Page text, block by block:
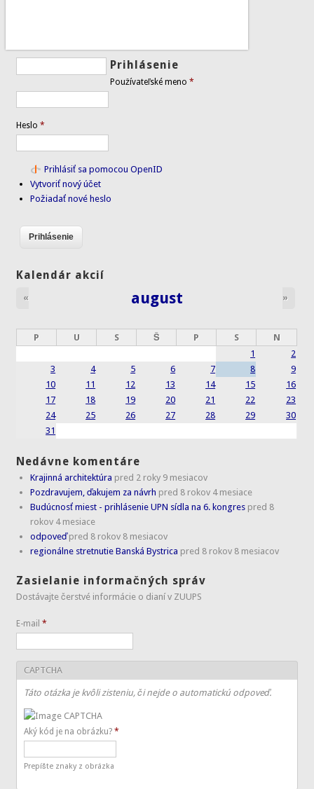
Prihlásenie
Používateľské meno*
Heslo*
Prihlásiť sa pomocou OpenID
Vytvoriť nový účet
Požiadať nové heslo
Kalendár akcií
august
« »
P U S Š P S
N
1
2
3
4 5 6 7 8
9
10
11 12 13 14 15
16
17
18 19 20 21 22
23
24
25 26 27 28 29
30
31
Nedávne komentáre
Krajinná architektúra pred 2 roky 9 mesiacov
Pozdravujem, ďakujem za návrh pred 8 rokov 4 mesiace
Budúcnosť miest - prihlásenie UPN sídla na 6. kongres pred 8
rokov 4 mesiace
odpoveď pred 8 rokov 8 mesiacov
regionálne stretnutie Banská Bystrica pred 8 rokov 8 mesiacov
Zasielanie informačných správ
Dostávajte čerstvé informácie o dianí v ZUUPS
E-mail*
CAPTCHA
Táto otázka je kvôli zisteniu, či nejde o automatickú odpoveď.
Aký kód je na obrázku?*
Prepíšte znaky z obrázka